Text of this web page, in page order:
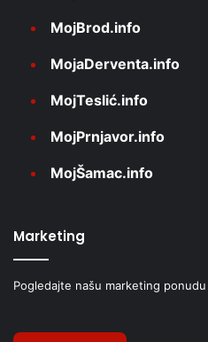
MojBrod.info
MojaDerventa.info
MojTeslić.info
MojPrnjavor.info
MojŠamac.info
Marketing
Pogledajte našu marketing